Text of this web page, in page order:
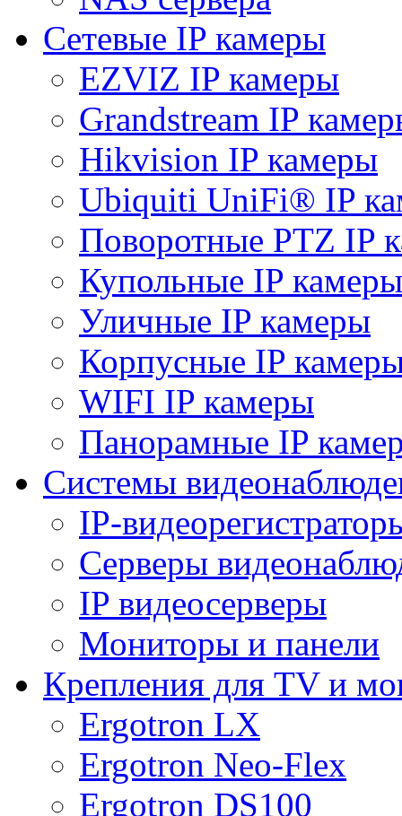
Сетевые IP камеры
EZVIZ IP камеры
Grandstream IP
Hikvision IP камеры
Ubiquiti UniFi® IP
Поворотные PTZ IP
Купольные IP камеры
Уличные IP камеры
Корпусные IP
WIFI IP камеры
Панорамные IP
Системы
IP-
Серверы
IP видеосерверы
Мониторы и панели
Крепления для TV и
Ergotron LX
Ergotron Neo-Flex
Ergotron DS100